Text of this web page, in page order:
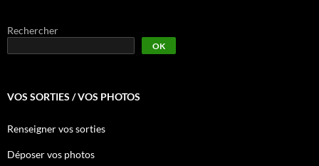
Rechercher
OK
VOS SORTIES / VOS PHOTOS
Renseigner vos sorties
Déposer vos photos